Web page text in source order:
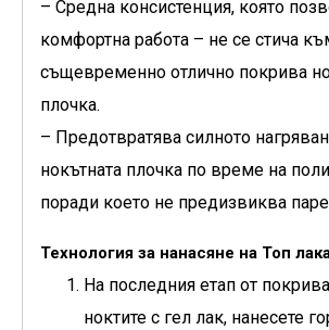
– Средна консистенция, която
комфортна работа – не се стича
същевременно отлично покрива
плочка.
– Предотвратява силното
нокътната плочка по време на
поради което не предизвиква
Технология за нанасяне на Топ
На последния етап от
ноктите с гел лак, нанесете